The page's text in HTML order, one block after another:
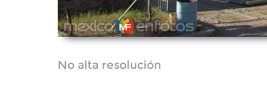
No alta resolución